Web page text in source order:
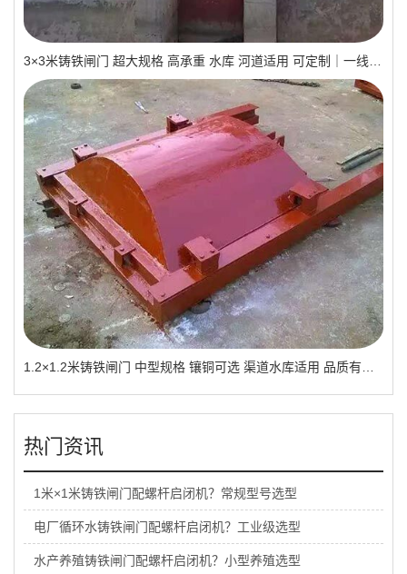
3×3米铸铁闸门 超大规格 高承重 水库 河道适用 可定制｜一线实操优选，抗压稳如磐石
1.2×1.2米铸铁闸门 中型规格 镶铜可选 渠道水库适用 品质有助于维持
热门资讯
1米×1米铸铁闸门配螺杆启闭机？常规型号选型
电厂循环水铸铁闸门配螺杆启闭机？工业级选型
水产养殖铸铁闸门配螺杆启闭机？小型养殖选型